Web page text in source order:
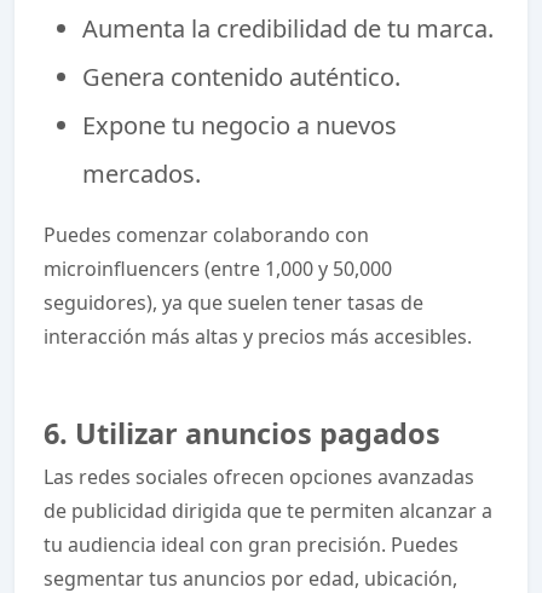
Aumenta la credibilidad de tu marca.
Genera contenido auténtico.
Expone tu negocio a nuevos
mercados.
Puedes comenzar colaborando con
microinfluencers (entre 1,000 y 50,000
seguidores), ya que suelen tener tasas de
interacción más altas y precios más accesibles.
6. Utilizar anuncios pagados
Las redes sociales ofrecen opciones avanzadas
de publicidad dirigida que te permiten alcanzar a
tu audiencia ideal con gran precisión. Puedes
segmentar tus anuncios por edad, ubicación,